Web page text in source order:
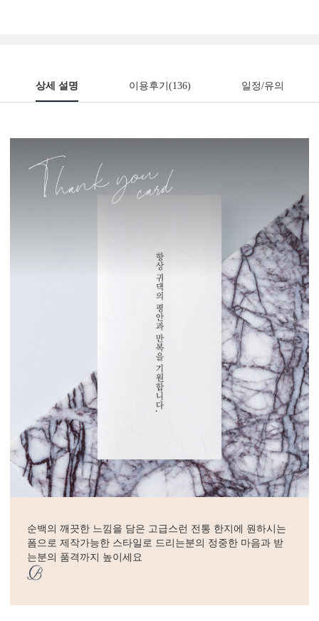
상세 설명 이용후기 (136) 일정/유의
순백의 깨끗한 느낌을 담은 고급스런 전통 한지에 원하시는
폼으로 제작가능한 스타일로 드리는분의 정중한 마음과 받
는분의 품격까지 높이세요